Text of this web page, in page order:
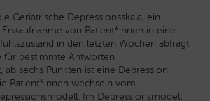
Geriatrische Depressionsskala, ein
von Patient*innen in eine
in den letzten Wochen abfragt.
für bestimmte Antworten
sechs Punkten ist eine Depression
Patient*innen wechseln vom
Im Depressionsmodell